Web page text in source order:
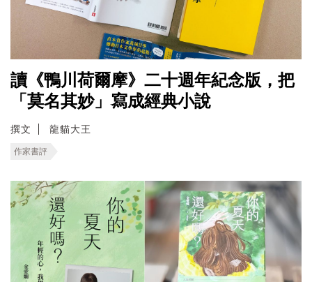
讀《鴨川荷爾摩》二十週年紀念版，把
「莫名其妙」寫成經典小說
撰文 龍貓大王
作家書評